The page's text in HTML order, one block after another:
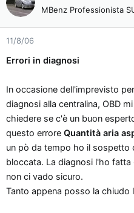
i
s
c
i
o
n
e
n
i
MBenz Professionista
11/8/06
Errori in diagnosi
In occasione dell'imprevisto
diagnosi alla centralina, OBD
chiedere se c'è un buon
questo errore Quantità aria
un pò da tempo ho il sospetto
bloccata. La diagnosi l'ho fatta
non ci vado sicuro.
Tanto appena posso la chiudo